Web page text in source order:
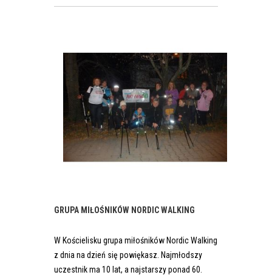
GRUPA MIŁOŚNIKÓW NORDIC WALKING
W Kościelisku grupa miłośników Nordic Walking
z dnia na dzień się powiękasz. Najmłodszy
uczestnik ma 10 lat, a najstarszy ponad 60.